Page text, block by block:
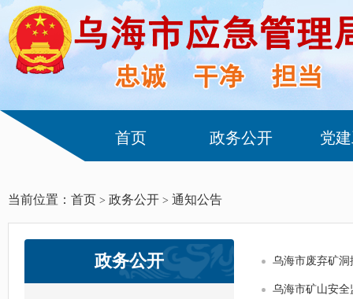
首页 政务公开 党
当前位置： 首页 > 政务公开 > 通知公告
政务公开 乌海市废弃矿
乌海市矿山安全